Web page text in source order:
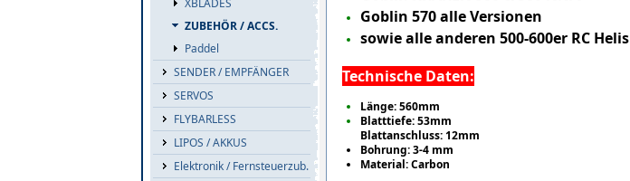
XBLADES
ZUBEHÖR / ACCS.
Paddel
SENDER / EMPFÄNGER
SERVOS
FLYBARLESS
LIPOS / AKKUS
Elektronik / Fernsteuerzub.
Goblin 570 alle Versionen
sowie alle anderen 500-600er RC Helis
Technische Daten:
Länge: 560mm
Blatttiefe: 53mm
Blattanschluss: 12mm
Bohrung: 3-4 mm
Material: Carbon